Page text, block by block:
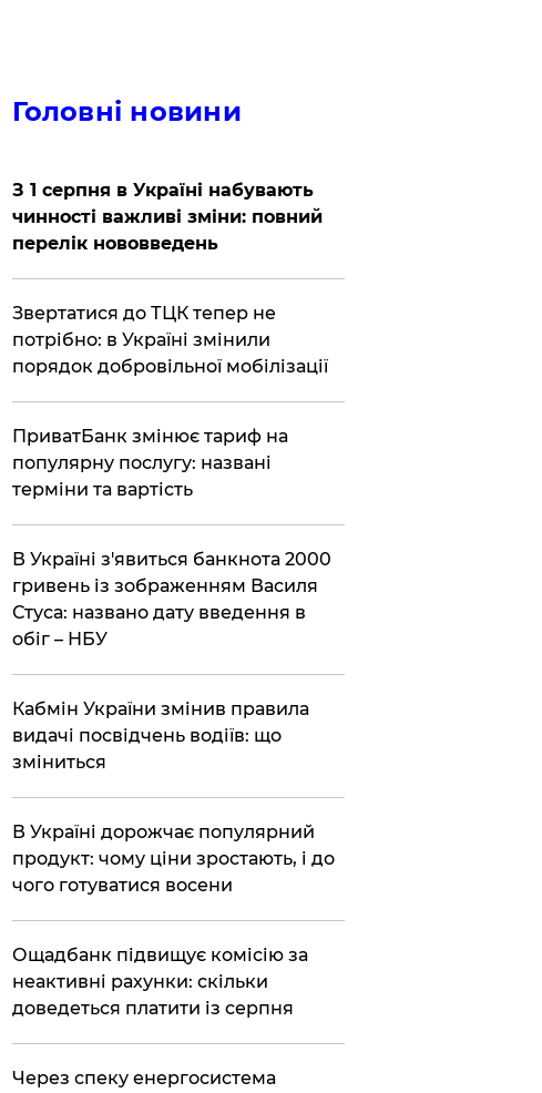
Головні новини
З 1 серпня в Україні набувають
чинності важливі зміни: повний
перелік нововведень
​Звертатися до ТЦК тепер не
потрібно: в Україні змінили
порядок добровільної мобілізації
​ПриватБанк змінює тариф на
популярну послугу: названі
терміни та вартість
В Україні з'явиться банкнота 2000
гривень із зображенням Василя
Стуса: названо дату введення в
обіг – НБУ
​Кабмін України змінив правила
видачі посвідчень водіїв: що
зміниться
В Україні дорожчає популярний
продукт: чому ціни зростають, і до
чого готуватися восени
​Ощадбанк підвищує комісію за
неактивні рахунки: скільки
доведеться платити із серпня
Через спеку енергосистема